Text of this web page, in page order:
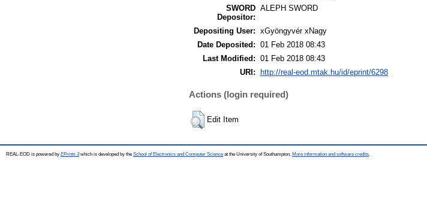
SWORD
Depositor:
ALEPH SWORD
Depositing User: xGyöngyvér xNagy
Date Deposited: 01 Feb 2018 08:43
Last Modified: 01 Feb 2018 08:43
URI:
http://real-eod.mtak.hu/id/eprint/6298
Actions (login required)
Edit Item
REAL-EOD is powered by EPrints 3which is developed by the School of Electronics and Computer Science at the University of Southampton. More information and software credits